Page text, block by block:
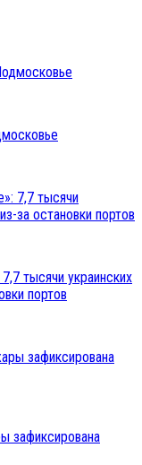
тысячи украинских
портов
зафиксирована